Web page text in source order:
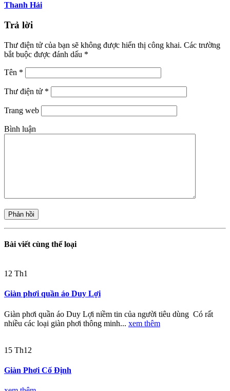
Thanh Hải
Trả lời
Thư điện tử của bạn sẽ không được hiển thị công khai. Các trường
bắt buộc được đánh dấu *
Tên *
Thư điện tử *
Trang web
Bình luận
Bài viết cùng thể loại
12 Th1
Giàn phơi quần áo Duy Lợi
Giàn phơi quần áo Duy Lợi niềm tin của người tiêu dùng Có rất
nhiều các loại giàn phơi thông minh... xem thêm
15 Th12
Giàn Phơi Cố Định